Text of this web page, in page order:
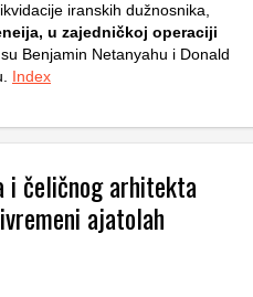
iranskih dužnosnika,
u zajedničkoj operaciji
Benjamin Netanyahu i Donald
Index
i čeličnog arhitekta
ajatolah